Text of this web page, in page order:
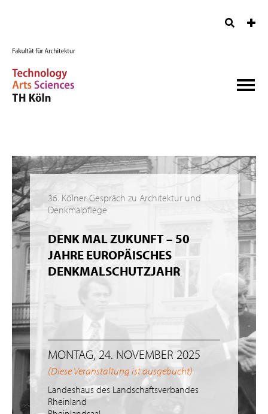
36. Kölner Gespräch zu Architektur und
Denkmalpflege
DENK MAL ZUKUNFT – 50
JAHRE EUROPÄISCHES
DENKMALSCHUTZJAHR
MONTAG, 24. NOVEMBER 2025
(Diese Veranstaltung ist ausgebucht)
Landeshaus des Landschaftsverbandes
Rheinland